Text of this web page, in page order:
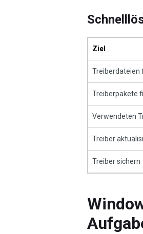
Ziel
Treiberdateien
Treiberpakete
Verwendeten
Treiber
Treiber sichern